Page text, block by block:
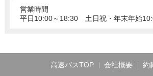
営業時間
平日10:00～18:30 土日祝・年末年始
高速バスTOP 会社概要 約